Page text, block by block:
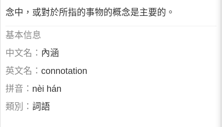
念中，或對於所指的事物的概念是主要的。
基本信息
中文名： 內涵
英文名： connotation
拼音： nèi hán
類別： 詞語